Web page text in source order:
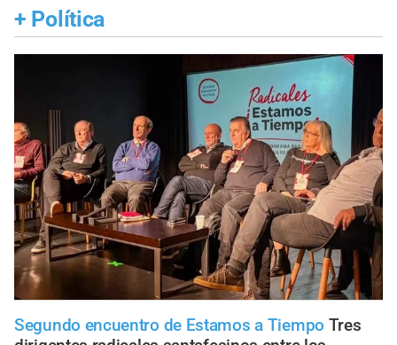
+ Política
Segundo encuentro de Estamos a Tiempo Tres